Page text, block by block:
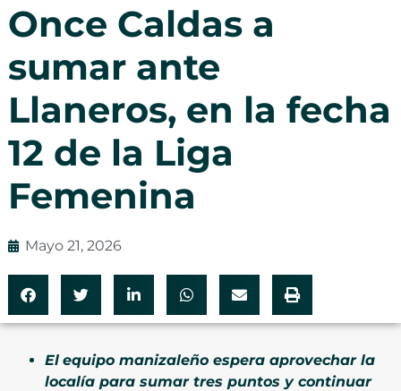
Once Caldas a
sumar ante
Llaneros, en la fecha
12 de la Liga
Femenina
Mayo 21, 2026
El equipo manizaleño espera aprovechar la
localía para sumar tres puntos y continuar